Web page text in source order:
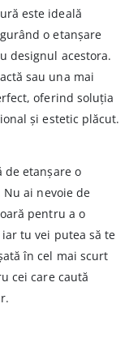
este ideală
o etanșare
designul acestora.
sau una mai
oferind soluția
și estetic plăcut.
de etanșare o
ai nevoie de
pentru a o
tu vei putea să te
în cel mai scurt
cei care caută